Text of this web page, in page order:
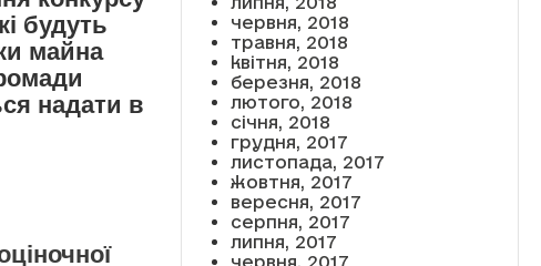
будуть
майна
надати в
червня, 2018
травня, 2018
квітня, 2018
березня, 2018
лютого, 2018
січня, 2018
грудня, 2017
листопада, 2017
жовтня, 2017
вересня, 2017
серпня, 2017
липня, 2017
червня, 2017